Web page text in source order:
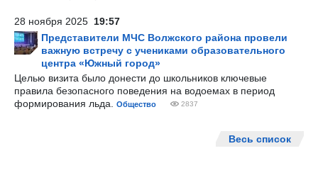
28 ноября 2025 19:57
Представители МЧС Волжского района провели
важную встречу с учениками образовательного
центра «Южный город»
Целью визита было донести до школьников ключевые
правила безопасного поведения на водоемах в период
формирования льда.
Общество 2837
Весь список